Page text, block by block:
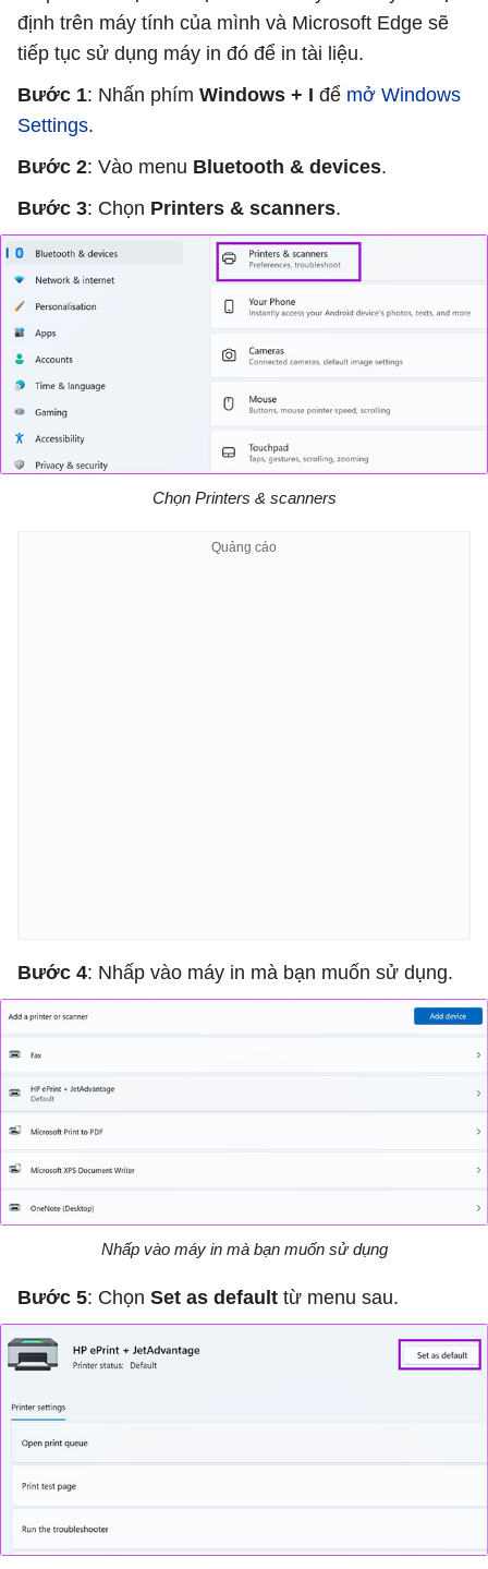
định trên máy tính của mình và Microsoft Edge sẽ
tiếp tục sử dụng máy in đó để in tài liệu.
Bước 1: Nhấn phím Windows + I để mở Windows
Settings.
Bước 2: Vào menu Bluetooth & devices.
Bước 3: Chọn Printers & scanners.
Chọn Printers & scanners
Bước 4: Nhấp vào máy in mà bạn muốn sử dụng.
Nhấp vào máy in mà bạn muốn sử dụng
Bước 5: Chọn Set as default từ menu sau.